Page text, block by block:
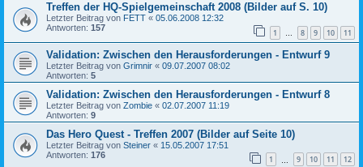
Treffen der HQ-Spielgemeinschaft 2008 (Bilder auf S. 10)
Letzter Beitrag von FETT « 05.06.2008 12:32
Antworten: 157 1 … 8 9 10 11
Validation: Zwischen den Herausforderungen - Entwurf 9
Letzter Beitrag von Grimnir « 09.07.2007 08:02
Antworten: 5
Validation: Zwischen den Herausforderungen - Entwurf 8
Letzter Beitrag von Zombie « 02.07.2007 11:19
Antworten: 9
Das Hero Quest - Treffen 2007 (Bilder auf Seite 10)
Letzter Beitrag von Steiner « 15.05.2007 17:51
Antworten: 176 1 9 10 11 12